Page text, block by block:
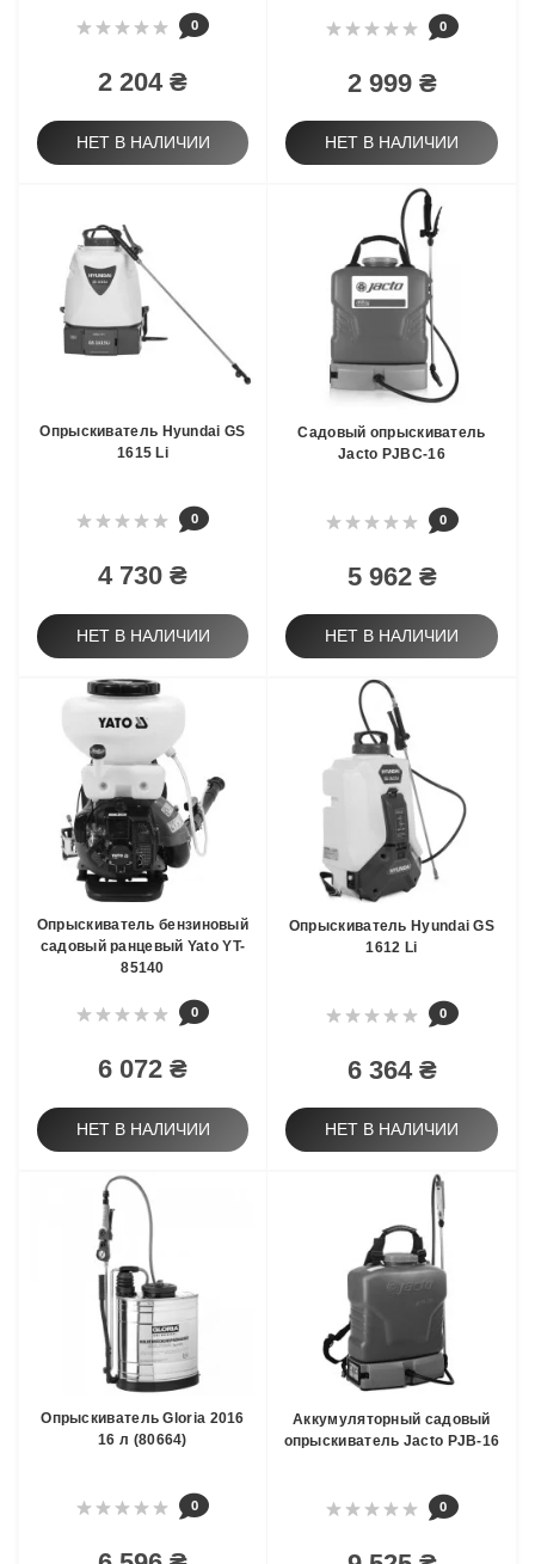
0
2 204 ₴
НЕТ В НАЛИЧИИ
0
2 999 ₴
НЕТ В НАЛИЧИИ
Опрыскиватель Hyundai GS
1615 Li
0
4 730 ₴
НЕТ В НАЛИЧИИ
Садовый опрыскиватель
Jacto PJBC-16
0
5 962 ₴
НЕТ В НАЛИЧИИ
Опрыскиватель бензиновый
садовый ранцевый Yato YT-
85140
0
6 072 ₴
НЕТ В НАЛИЧИИ
Опрыскиватель Hyundai GS
1612 Li
0
6 364 ₴
НЕТ В НАЛИЧИИ
Опрыскиватель Gloria 2016
16 л (80664)
0
Аккумуляторный садовый
опрыскиватель Jacto PJB-16
0